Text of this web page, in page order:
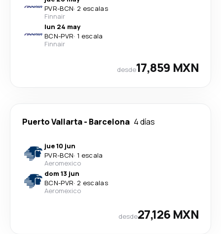
PVR-BCN· 2 escalas
Finnair
lun 24 may
BCN-PVR· 1 escala
Finnair
desde17,859 MXN
Puerto Vallarta- Barcelona 4 días
jue 10 jun
PVR-BCN· 1 escala
Aeromexico
dom 13 jun
BCN-PVR· 2 escalas
Aeromexico
desde27,126 MXN